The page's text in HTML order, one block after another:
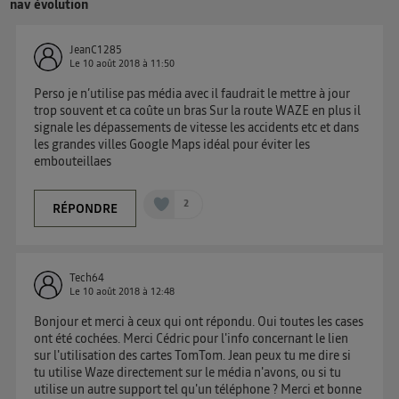
nav évolution
JeanC1285
Le 10 août 2018 à 11:50
Perso je n’utilise pas média avec il faudrait le mettre à jour
trop souvent et ca coûte un bras Sur la route WAZE en plus il
signale les dépassements de vitesse les accidents etc et dans
les grandes villes Google Maps idéal pour éviter les
embouteillaes
RÉPONDRE 2
Tech64
Le 10 août 2018 à 12:48
Bonjour et merci à ceux qui ont répondu. Oui toutes les cases
ont été cochées. Merci Cédric pour l'info concernant le lien
sur l'utilisation des cartes TomTom. Jean peux tu me dire si
tu utilise Waze directement sur le média n'avons, ou si tu
utilise un autre support tel qu'un téléphone ? Merci et bonne
uniquement sur la navigation de l'utilisateur du mobile.
surle portail d’Utiq
« gérer Utiq » en bas de ce site. Pour plus
d'informations, veuillez consulterla Politique
d'information sur les données personnelles
d'Utiq.